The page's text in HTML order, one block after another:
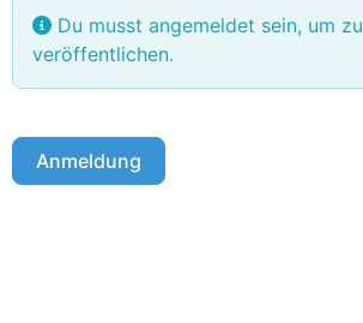
Du musst angemeldet sein, um zu
veröffentlichen.
Anmeldung